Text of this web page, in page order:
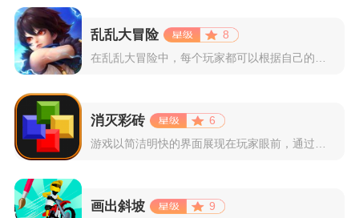
乱乱大冒险
8
消灭彩砖
6
画出斜坡
9